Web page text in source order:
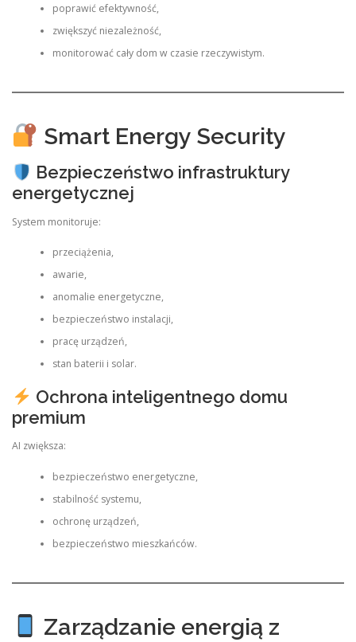
poprawić efektywność,
zwiększyć niezależność,
monitorować cały dom w czasie rzeczywistym.
Smart Energy Security
Bezpieczeństwo infrastruktury
energetycznej
System monitoruje:
przeciążenia,
awarie,
anomalie energetyczne,
bezpieczeństwo instalacji,
pracę urządzeń,
stan baterii i solar.
Ochrona inteligentnego domu
premium
AI zwiększa:
bezpieczeństwo energetyczne,
stabilność systemu,
ochronę urządzeń,
bezpieczeństwo mieszkańców.
Zarządzanie energią z